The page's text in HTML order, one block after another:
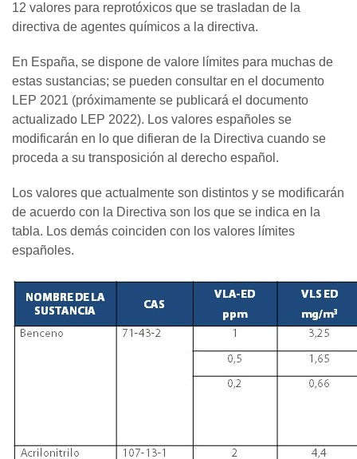
12 valores para reprotóxicos que se trasladan de la
directiva de agentes químicos a la directiva.
En España, se dispone de valore límites para muchas de
estas sustancias; se pueden consultar en el documento
LEP 2021 (próximamente se publicará el documento
actualizado LEP 2022). Los valores españoles se
modificarán en lo que difieran de la Directiva cuando se
proceda a su transposición al derecho español.
Los valores que actualmente son distintos y se modificarán
de acuerdo con la Directiva son los que se indica en la
tabla. Los demás coinciden con los valores límites
españoles.